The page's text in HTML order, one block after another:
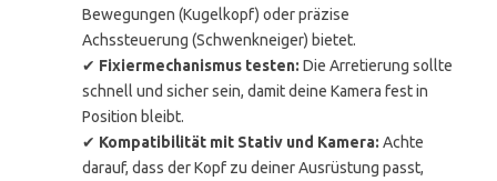
Bewegungen (Kugelkopf) oder präzise
Achssteuerung (Schwenkneiger) bietet.
✔ Fixiermechanismus testen: Die Arretierung sollte
schnell und sicher sein, damit deine Kamera fest in
Position bleibt.
✔ Kompatibilität mit Stativ und Kamera: Achte
darauf, dass der Kopf zu deiner Ausrüstung passt,